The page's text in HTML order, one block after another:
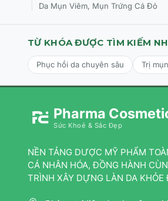
Da Mụn Viêm, Mụn Trứng Cá Đỏ
TỪ KHÓA ĐƯỢC TÌM KIẾM
Phục hồi da chuyên sâu Trị
Pharma
Sức Khoẻ & Sắc Đẹp
NỀN TẢNG DƯỢC MỸ PHẨM
CÁ NHÂN HÓA, ĐỒNG HÀNH
TRÌNH XÂY DỰNG LÀN DA KHỎE